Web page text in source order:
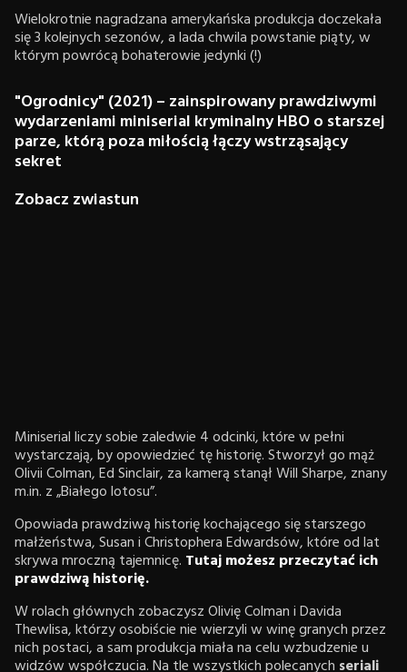
Wielokrotnie nagradzana amerykańska produkcja doczekała
się 3 kolejnych sezonów, a lada chwila powstanie piąty, w
którym powrócą bohaterowie jedynki (!)
"Ogrodnicy" (2021) – zainspirowany prawdziwymi
wydarzeniami miniserial kryminalny HBO o starszej
parze, którą poza miłością łączy wstrząsający
sekret
Zobacz zwiastun
Miniserial liczy sobie zaledwie 4 odcinki, które w pełni
wystarczają, by opowiedzieć tę historię. Stworzył go mąż
Olivii Colman, Ed Sinclair, za kamerą stanął Will Sharpe, znany
m.in. z „Białego lotosu”.
Opowiada prawdziwą historię kochającego się starszego
małżeństwa, Susan i Christophera Edwardsów, które od lat
skrywa mroczną tajemnicę. Tutaj możesz przeczytać ich
prawdziwą historię.
W rolach głównych zobaczysz Olivię Colman i Davida
Thewlisa, którzy osobiście nie wierzyli w winę granych przez
nich postaci, a sam produkcja miała na celu wzbudzenie u
widzów współczucia. Na tle wszystkich polecanych seriali